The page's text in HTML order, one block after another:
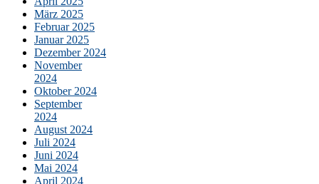
März 2025
Februar 2025
Januar 2025
Dezember 2024
November
2024
Oktober 2024
September
2024
August 2024
Juli 2024
Juni 2024
Mai 2024
April 2024